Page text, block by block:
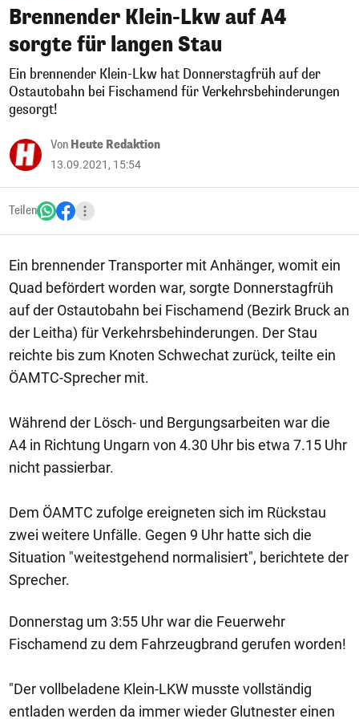
Brennender Klein-Lkw auf A4
sorgte für langen Stau
Ein brennender Klein-Lkw hat Donnerstagfrüh auf der
Ostautobahn bei Fischamend für Verkehrsbehinderungen
gesorgt!
Von Heute Redaktion
13.09.2021, 15:54
Teilen
Ein brennender Transporter mit Anhänger, womit ein
Quad befördert worden war, sorgte Donnerstagfrüh
auf der Ostautobahn bei Fischamend (Bezirk Bruck an
der Leitha) für Verkehrsbehinderungen. Der Stau
reichte bis zum Knoten Schwechat zurück, teilte ein
ÖAMTC-Sprecher mit.
Während der Lösch- und Bergungsarbeiten war die
A4 in Richtung Ungarn von 4.30 Uhr bis etwa 7.15 Uhr
nicht passierbar.
Dem ÖAMTC zufolge ereigneten sich im Rückstau
zwei weitere Unfälle. Gegen 9 Uhr hatte sich die
Situation "weitestgehend normalisiert", berichtete der
Sprecher.
Donnerstag um 3:55 Uhr war die Feuerwehr
Fischamend zu dem Fahrzeugbrand gerufen worden!
"Der vollbeladene Klein-LKW musste vollständig
entladen werden da immer wieder Glutnester einen